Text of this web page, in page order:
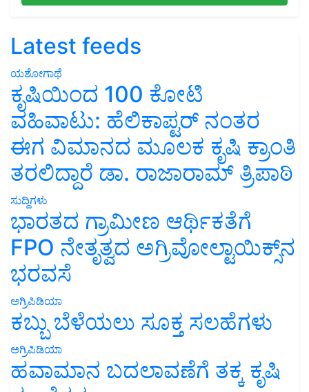
Latest feeds
ಯಶೋಗಾಥೆ
ಕೃಷಿಯಿಂದ 100 ಕೋಟಿ
ವಹಿವಾಟು: ಹೆಲಿಕಾಪ್ಟರ್ ನಂತರ
ಈಗ ವಿಮಾನದ ಮೂಲಕ ಕೃಷಿ ಕ್ರಾಂತಿ
ತರಲಿದ್ದಾರೆ ಡಾ. ರಾಜಾರಾಮ್ ತ್ರಿಪಾಠಿ
ಸುದ್ದಿಗಳು
ಭಾರತದ ಗ್ರಾಮೀಣ ಆರ್ಥಿಕತೆಗೆ
FPO ನೇತೃತ್ವದ ಅಗ್ರಿವೋಲ್ಟಾಯಿಕ್ಸ್‌ನ
ಭರವಸೆ
ಅಗ್ರಿಪಿಡಿಯಾ
ಕಬ್ಬು ಬೆಳೆಯಲು ಸೂಕ್ತ ಸಲಹೆಗಳು
ಅಗ್ರಿಪಿಡಿಯಾ
ಹವಾಮಾನ ಬದಲಾವಣೆಗೆ ತಕ್ಕ ಕೃಷಿ